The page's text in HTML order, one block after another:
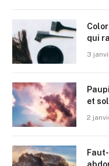
qui
3
et
2